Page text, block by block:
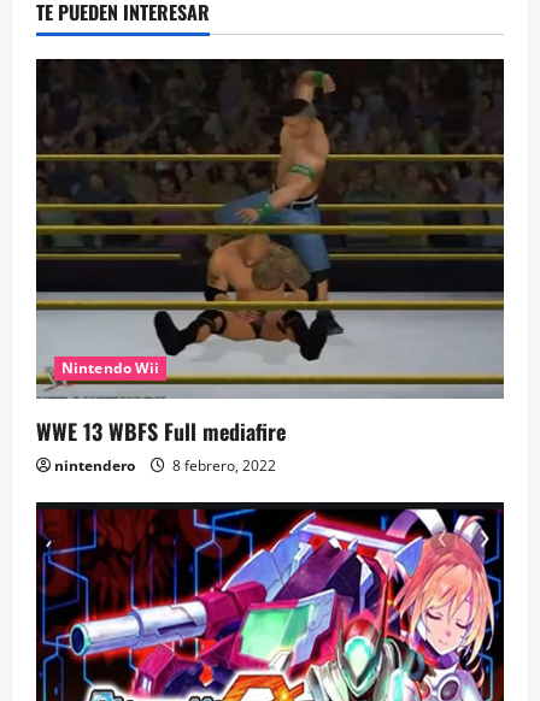
TE PUEDEN INTERESAR
Nintendo Wii
WWE 13 WBFS Full mediafire
nintendero 8 febrero, 2022